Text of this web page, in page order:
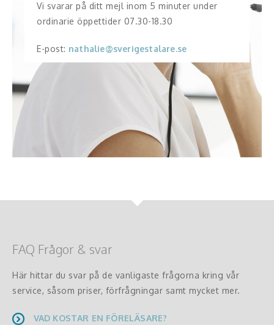
Vi svarar på ditt mejl inom 5 minuter under
ordinarie öppettider 07.30-18.30
E-post: nathalie@sverigestalare.se
FAQ Frågor & svar
Här hittar du svar på de vanligaste frågorna kring vår
service, såsom priser, förfrågningar samt mycket mer.
VAD KOSTAR EN FÖRELÄSARE?